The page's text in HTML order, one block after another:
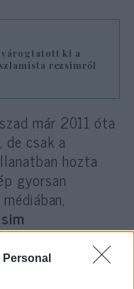
ki a
rezsimről
már 2011 óta
csak a
hozta
gyorsan
vált. Kászemí